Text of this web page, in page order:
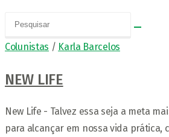
Colunistas / Karla Barcelos
NEW LIFE
New Life - Talvez essa seja a meta
para alcançar em nossa vida prática,